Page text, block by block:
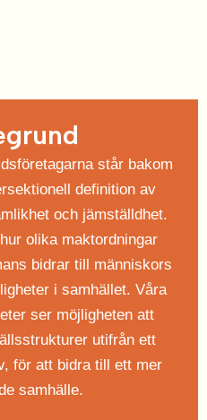
står bakom
definition av
och jämställdhet.
olika maktordningar
bidrar till människors
i samhället. Våra
ser möjligheten att
utifrån ett
för att bidra till ett mer
samhälle.